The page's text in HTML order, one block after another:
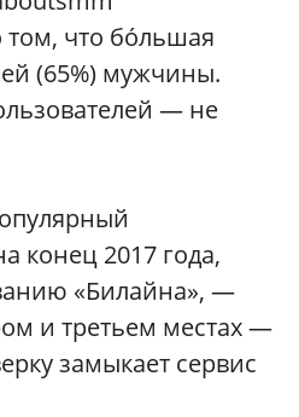
том, что бóльшая
(65%) мужчины.
— не
конец 2017 года,
«Билайна», —
и третьем местах —
замыкает сервис